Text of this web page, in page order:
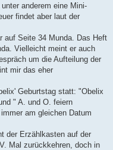
anderem eine Mini-
findet aber laut der
auf Seite 34 Munda. Das Heft
Vielleicht meint er auch
um die Aufteilung der
mir das eher
Geburtstag statt: "Obelix
" A. und O. feiern
am gleichen Datum
der Erzählkasten auf der
Mal zurückkehren, doch in